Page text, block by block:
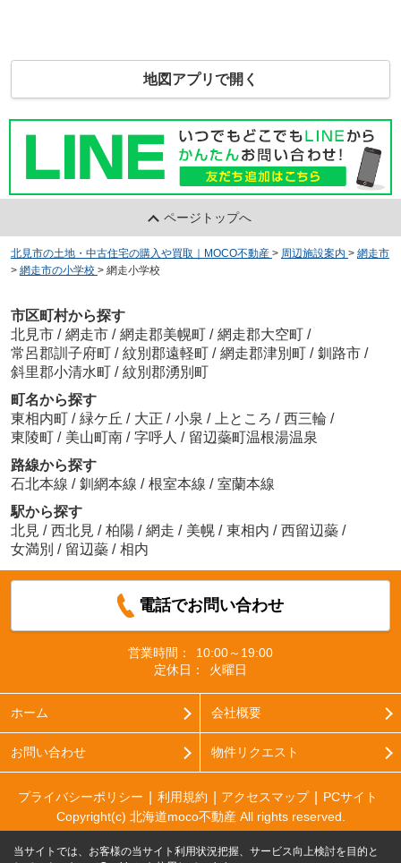
地図アプリで開く
ページトップへ
北見市の土地・中古住宅の購入や買取｜MOCO不動産 > 周辺施設案内 > 網走市
> 網走市の小学校 > 網走小学校
市区町村から探す
北見市 / 網走市 / 網走郡美幌町 / 網走郡大空町 /
常呂郡訓子府町 / 紋別郡遠軽町 / 網走郡津別町 / 釧路市 /
斜里郡小清水町 / 紋別郡湧別町
町名から探す
東相内町 / 緑ケ丘 / 大正 / 小泉 / 上ところ / 西三輪 /
東陵町 / 美山町南 / 字呼人 / 留辺蘂町温根湯温泉
路線から探す
石北本線 / 釧網本線 / 根室本線 / 室蘭本線
駅から探す
北見 / 西北見 / 柏陽 / 網走 / 美幌 / 東相内 / 西留辺蘂 /
女満別 / 留辺蘂 / 相内
電話でお問い合わせ
営業時間：
10:00～19:00
定休日：
火曜日
ホーム 会社概要
お問い合わせ 物件リクエスト
プライバシーポリシー 利用規約 アクセスマップ
PCサイト
Copyright(c) 北海道moco不動産 All rights reserved.
当サイトでは、お客様の当サイト利用状況把握、サービス向上検討を目的と